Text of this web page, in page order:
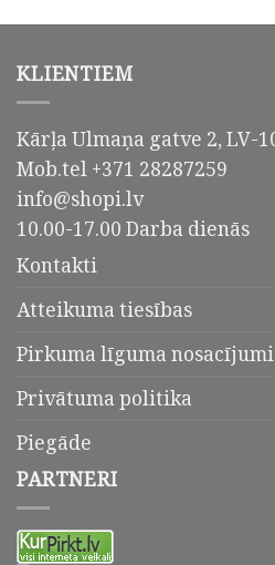
9.50€
KLIENTIEM
Kārļa Ulmaņa gatve 2, LV-
Mob.tel +371 28287259
info@shopi.lv
10.00-17.00 Darba dienās
Kontakti
Atteikuma tiesības
Pirkuma līguma nosacījumi
Privātuma politika
Piegāde
PARTNERI